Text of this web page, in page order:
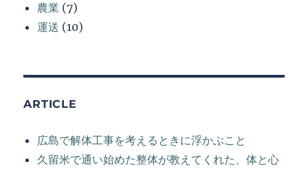
農業 (7)
運送 (10)
ARTICLE
広島で解体工事を考えるときに浮かぶこと
久留米で通い始めた整体が教えてくれた、体と心